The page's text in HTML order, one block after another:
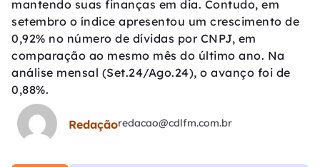
mantendo suas finanças em dia. Contudo, em
setembro o índice apresentou um crescimento de
0,92% no número de dívidas por CNPJ, em
comparação ao mesmo mês do último ano. Na
análise mensal (Set.24/Ago.24), o avanço foi de
0,88%.
Redaçãoredacao@cdlfm.com.br